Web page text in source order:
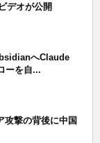
デオが公開
へClaude
ーを自...
攻撃の背後に中国